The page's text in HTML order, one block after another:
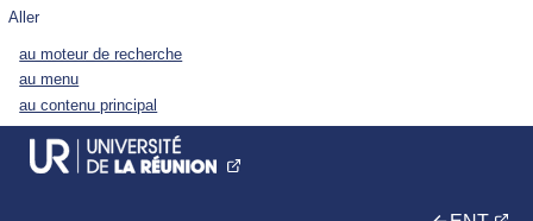
Aller
au moteur de recherche
au menu
au contenu principal